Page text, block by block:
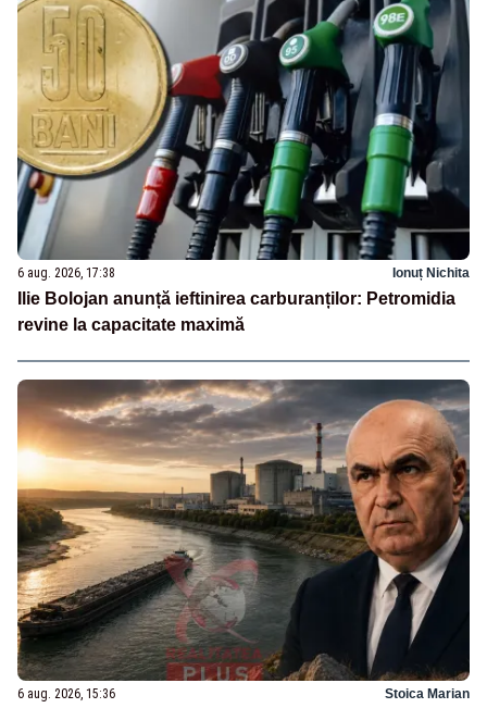
6 aug. 2026, 17:38 Ionuț Nichita
Ilie Bolojan anunță ieftinirea carburanților: Petromidia
revine la capacitate maximă
6 aug. 2026, 15:36 Stoica Marian